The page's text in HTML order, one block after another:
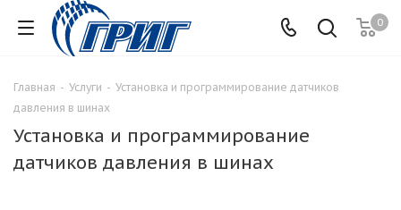
0
Главная - Услуги - Установка и программирование датчиков
давления в шинах
Установка и программирование
датчиков давления в шинах